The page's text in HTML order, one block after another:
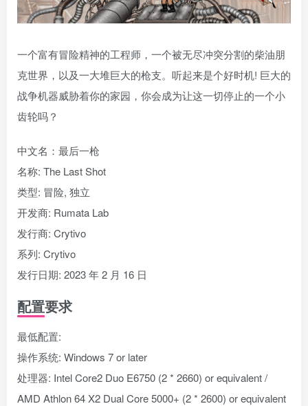
一个富有冒险精神的工程师，一个被无尽冲突分割的柴油朋
克世界，以及一大堆巨大的枪支。听起来是个好时机! 巨大的
战争机器威胁着你的家园，你会成为让这一切停止的一个小
齿轮吗？
中文名：最后一枪
名称: The Last Shot
类型: 冒险, 独立
开发商: Rumata Lab
发行商: Crytivo
系列: Crytivo
发行日期: 2023 年 2 月 16 日
配置要求
最低配置:
操作系统: Windows 7 or later
处理器: Intel Core2 Duo E6750 (2 * 2660) or equivalent /
AMD Athlon 64 X2 Dual Core 5000+ (2 * 2600) or equivalent